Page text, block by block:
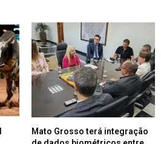
Mato Grosso terá integração